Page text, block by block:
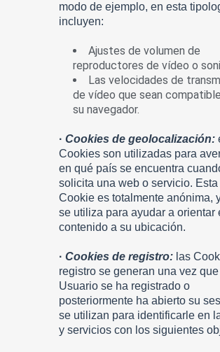
modo de ejemplo, en esta
incluyen:
Ajustes de volumen de
reproductores de vídeo o
Las velocidades de
de vídeo que sean
su navegador.
· Cookies de geolocalización:
Cookies son utilizadas para
en qué país se encuentra
solicita una web o servicio. Esta
Cookie es totalmente anónima,
se utiliza para ayudar a orientar
contenido a su ubicación.
· Cookies de registro: las
registro se generan una vez que
Usuario se ha registrado o
posteriormente ha abierto su
se utilizan para identificarle en
y servicios con los siguientes